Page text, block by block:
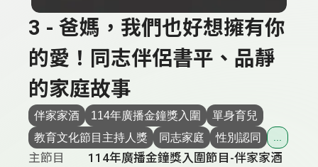
3 - 爸媽，我們也好想擁有你
的愛！同志伴侶書平、品靜
的家庭故事
伴家家酒 114年廣播金鐘獎入圍
單身育兒
教育文化節目主持人獎
同志家庭 性別認同
主節目
114年廣播金鐘獎入圍節目-伴家家酒